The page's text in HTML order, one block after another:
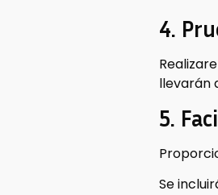
4.
llevarán
5.
Se